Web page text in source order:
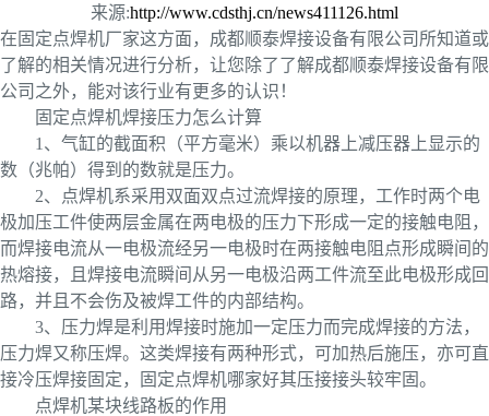
来源:http://www.cdsthj.cn/news411126.html
在固定点焊机厂家这方面，成都顺泰焊接设备有限公司所知道或
了解的相关情况进行分析，让您除了了解成都顺泰焊接设备有限
公司之外，能对该行业有更多的认识！
固定点焊机焊接压力怎么计算
1、气缸的截面积（平方毫米）乘以机器上减压器上显示的
数（兆帕）得到的数就是压力。
2、点焊机系采用双面双点过流焊接的原理，工作时两个电
极加压工件使两层金属在两电极的压力下形成一定的接触电阻，
而焊接电流从一电极流经另一电极时在两接触电阻点形成瞬间的
热熔接，且焊接电流瞬间从另一电极沿两工件流至此电极形成回
路，并且不会伤及被焊工件的内部结构。
3、压力焊是利用焊接时施加一定压力而完成焊接的方法，
压力焊又称压焊。这类焊接有两种形式，可加热后施压，亦可直
接冷压焊接固定，固定点焊机哪家好其压接接头较牢固。
点焊机某块线路板的作用